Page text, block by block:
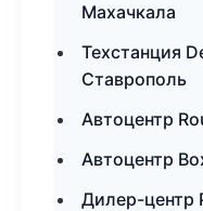
Махачкала
Техстанция
Ставрополь
Автоцентр
Автоцентр
Дилер-центр